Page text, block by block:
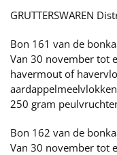
GRUTTERSWAREN
Bon 161 van de
Van 30 november tot
havermout of
250 gram
Bon 162 van de
Van 30 november tot